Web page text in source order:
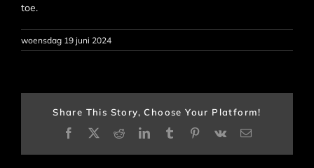
toe.
woensdag 19 juni 2024
Share This Story, Choose Your Platform!
Facebook
X RedditLinkedInTumblrPinterest
Vk
E-